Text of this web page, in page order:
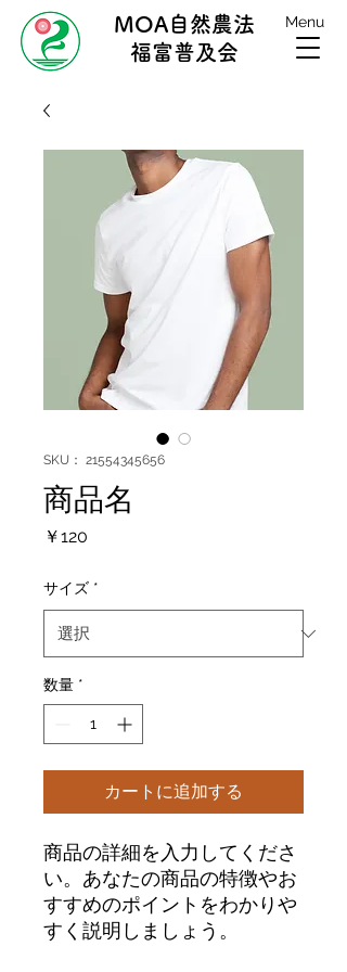
MOA自然農法
福富普及会
Menu
SKU： 21554345656
商品名
￥120
サイズ *
数量 *
カートに追加する
商品の詳細を入力してくださ
い。あなたの商品の特徴やお
すすめのポイントをわかりや
すく説明しましょう。